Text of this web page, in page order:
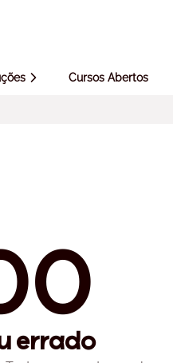
Cursos Abertos
errado